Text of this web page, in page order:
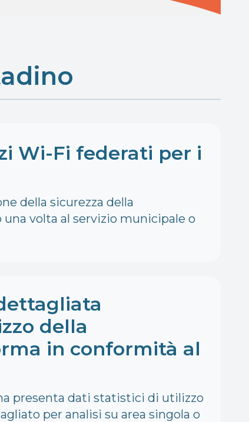
Wi-Fi federati per i
della sicurezza della
volta al servizio municipale o
della
in conformità al
presenta dati statistici di utilizzo
per analisi su area singola o